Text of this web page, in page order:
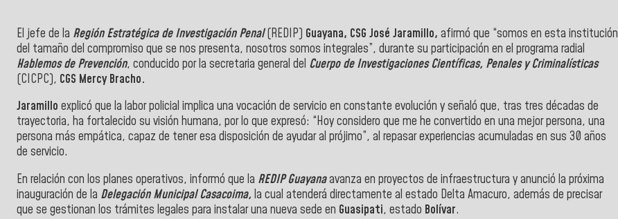
El jefe de la Región Estratégica de Investigación Penal(REDIP) Guayana, CSG José Jaramillo, afirmó que “somos en esta institución
del tamaño del compromiso que se nos presenta, nosotros somos integrales”, durante su participación en el programa radial
Hablemos de Prevención, conducido por la secretaria general del Cuerpo de Investigaciones Científicas, Penales y Criminalísticas
(CICPC), CGS Mercy Bracho.
Jaramillo explicó que la labor policial implica una vocación de servicio en constante evolución y señaló que, tras tres décadas de
trayectoria, ha fortalecido su visión humana, por lo que expresó: “Hoy considero que me he convertido en una mejor persona, una
persona más empática, capaz de tener esa disposición de ayudar al prójimo”, al repasar experiencias acumuladas en sus 30 años
de servicio.
En relación con los planes operativos, informó que la REDIP Guayanaavanza en proyectos de infraestructura y anunció la próxima
inauguración de la Delegación Municipal Casacoima, la cual atenderá directamente al estado Delta Amacuro, además de precisar
que se gestionan los trámites legales para instalar una nueva sede en Guasipati, estado Bolívar.